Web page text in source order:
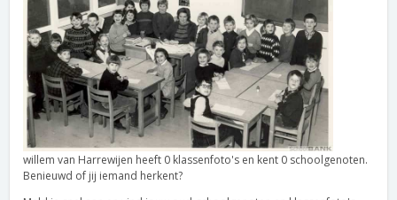
willem van Harrewijen heeft 0 klassenfoto's en kent 0 schoolgenoten.
Benieuwd of jij iemand herkent?